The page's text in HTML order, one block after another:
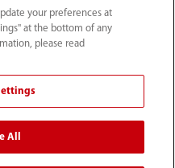
your preferences at
at the bottom of any
please read
All